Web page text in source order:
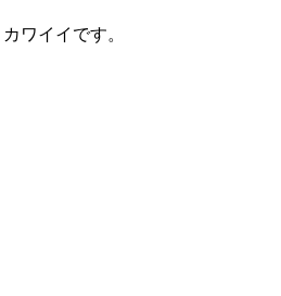
ワイイです。